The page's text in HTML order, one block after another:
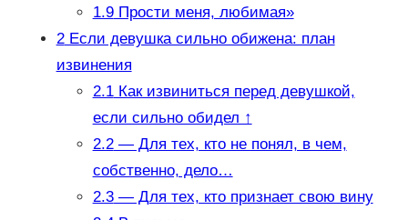
1.9Прости меня, любимая»
2Если девушка сильно обижена: план
извинения
2.1Как извиниться перед девушкой,
если сильно обидел ↑
2.2— Для тех, кто не понял, в чем,
собственно, дело…
2.3— Для тех, кто признает свою вину